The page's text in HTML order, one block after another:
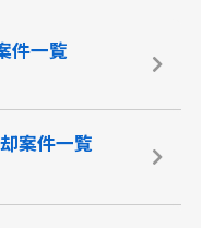
件一覧
案件一覧